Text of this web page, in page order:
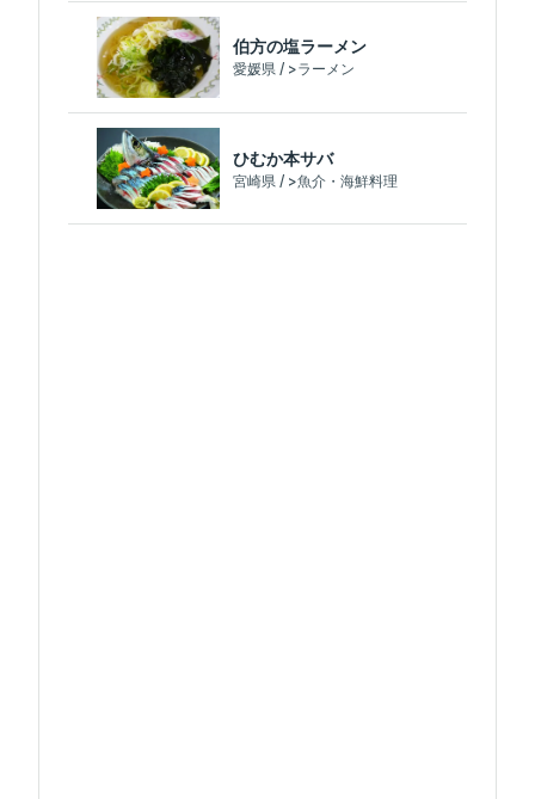
伯方の塩ラーメン
愛媛県 / >ラーメン
ひむか本サバ
宮崎県 / >魚介・海鮮料理